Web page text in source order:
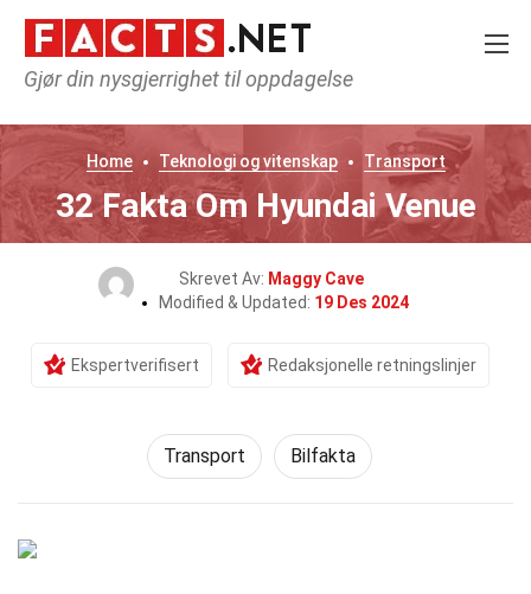
Gjør din nysgjerrighet til oppdagelse
Home Teknologi og vitenskap Transport
32 Fakta Om Hyundai Venue
Skrevet Av: Maggy Cave
Modified & Updated: 19 Des 2024
Ekspertverifisert Redaksjonelle retningslinjer
Transport Bilfakta